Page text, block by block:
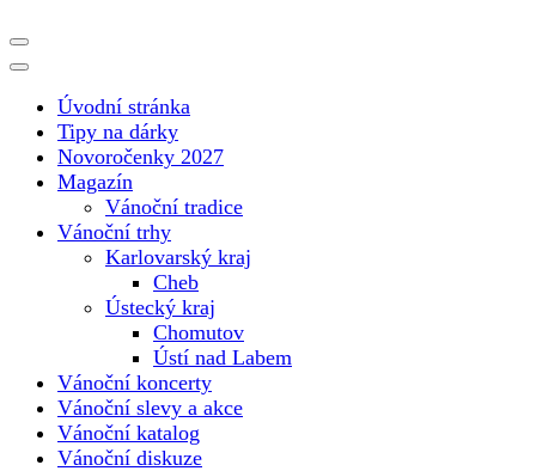
Vánoce v Česku
nejkrásnějším svátku v roce v České republice
Úvodní stránka
Tipy na dárky
Novoročenky 2027
Magazín
Vánoční tradice
Vánoční trhy
Karlovarský kraj
Cheb
Ústecký kraj
Chomutov
Ústí nad Labem
Vánoční koncerty
Vánoční slevy a akce
Vánoční katalog
Vánoční diskuze